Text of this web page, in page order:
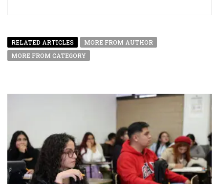
RELATED ARTICLES
MORE FROM AUTHOR
MORE FROM CATEGORY